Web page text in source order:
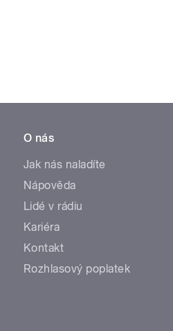
O nás
Jak nás naladíte
Nápověda
Lidé v rádiu
Kariéra
Kontakt
Rozhlasový poplatek